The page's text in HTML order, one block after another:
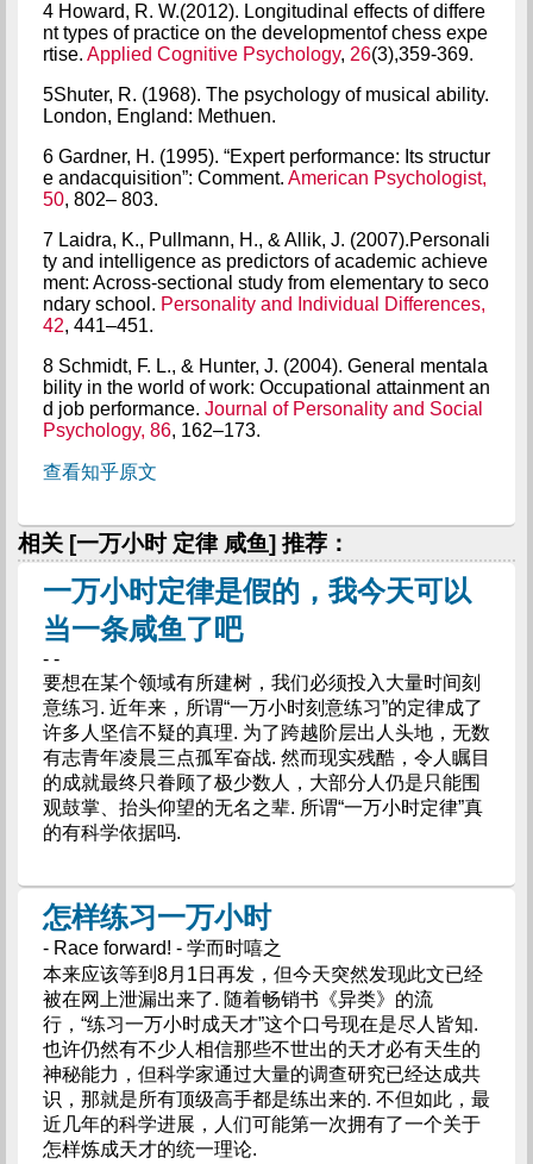
4 Howard, R. W.(2012). Longitudinal effects of differe
nt types of practice on the developmentof chess expe
rtise. Applied Cognitive Psychology, 26(3),359-369.
5Shuter, R. (1968). The psychology of musical ability.
London, England: Methuen.
6 Gardner, H. (1995). “Expert performance: Its structur
e andacquisition”: Comment. American Psychologist,
50, 802– 803.
7 Laidra, K., Pullmann, H., & Allik, J. (2007).Personali
ty and intelligence as predictors of academic achieve
ment: Across-sectional study from elementary to seco
ndary school. Personality and Individual Differences,
42, 441–451.
8 Schmidt, F. L., & Hunter, J. (2004). General mentala
bility in the world of work: Occupational attainment an
d job performance. Journal of Personality and Social
Psychology, 86, 162–173.
查看知乎原文
相关 [一万小时 定律 咸鱼] 推荐：
一万小时定律是假的，我今天可以
当一条咸鱼了吧
- -
要想在某个领域有所建树，我们必须投入大量时间刻
意练习. 近年来，所谓“一万小时刻意练习”的定律成了
许多人坚信不疑的真理. 为了跨越阶层出人头地，无数
有志青年凌晨三点孤军奋战. 然而现实残酷，令人瞩目
的成就最终只眷顾了极少数人，大部分人仍是只能围
观鼓掌、抬头仰望的无名之辈. 所谓“一万小时定律”真
的有科学依据吗.
怎样练习一万小时
- Race forward! - 学而时嘻之
本来应该等到8月1日再发，但今天突然发现此文已经
被在网上泄漏出来了. 随着畅销书《异类》的流
行，“练习一万小时成天才”这个口号现在是尽人皆知.
也许仍然有不少人相信那些不世出的天才必有天生的
神秘能力，但科学家通过大量的调查研究已经达成共
识，那就是所有顶级高手都是练出来的. 不但如此，最
近几年的科学进展，人们可能第一次拥有了一个关于
怎样炼成天才的统一理论.